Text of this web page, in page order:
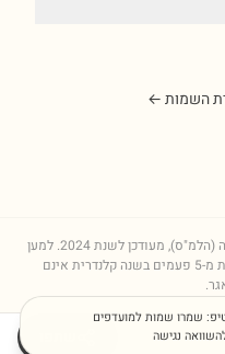
השמות ←
(הלמ"ס), מעודכן לשנת2024. למען
שמירה על הפרטיות, שמות שהופיעו פחות מ-5 פעמים בשנה קלנדרית אינם
שמרו שמות למועדפים
נגישה